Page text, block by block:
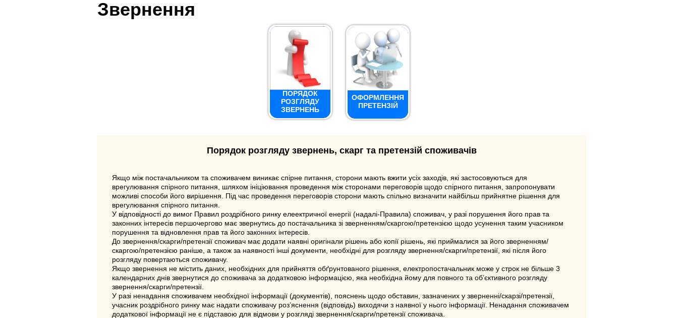
Звернення
ПОРЯДОК
РОЗГЛЯДУ
ЗВЕРНЕНЬ
ОФОРМЛЕННЯ
ПРЕТЕНЗІЙ
Порядок розгляду звернень, скарг та претензій споживачів
Якщо між постачальником та споживачем виникає спірне питання, сторони мають вжити усіх заходів, які застосовуються для
врегулювання спірного питання, шляхом ініціювання проведення між сторонами переговорів щодо спірного питання, запропонувати
можливі способи його вирішення. Під час проведення переговорів сторони мають спільно визначити найбільш прийнятне рішення для
врегулювання спірного питання.
У відповідності до вимог Правил роздрібного ринку елеектричної енергії (надалі-Правила) споживач, у разі порушення його прав та
законних інтересів першочергово має звернутись до постачальника зі зверненням/скаргою/претензією щодо усунення таким учасником
порушення та відновлення прав та його законних інтересів.
До звернення/скарги/претензії споживач має додати наявні оригінали рішень або копії рішень, які приймалися за його зверненням/
скаргою/претензією раніше, а також за наявності інші документи, необхідні для розгляду звернення/скарги/претензії, які після його
розгляду повертаються споживачу.
Якщо звернення не містить даних, необхідних для прийняття обґрунтованого рішення, електропостачальник може у строк не більше 3
календарних днів звернутися до споживача за додатковою інформацією, яка необхідна йому для повного та об’єктивного розгляду
звернення/скарги/претензії.
У разі ненадання споживачем необхідної інформації (документів), пояснень щодо обставин, зазначених у зверненні/скарзі/претензії,
учасник роздрібного ринку має надати споживачу роз’яснення (відповідь) виходячи з наявної у нього інформації. Ненадання споживачем
додаткової інформації не є підставою для відмови у розгляді звернення/скарги/претензії споживача.